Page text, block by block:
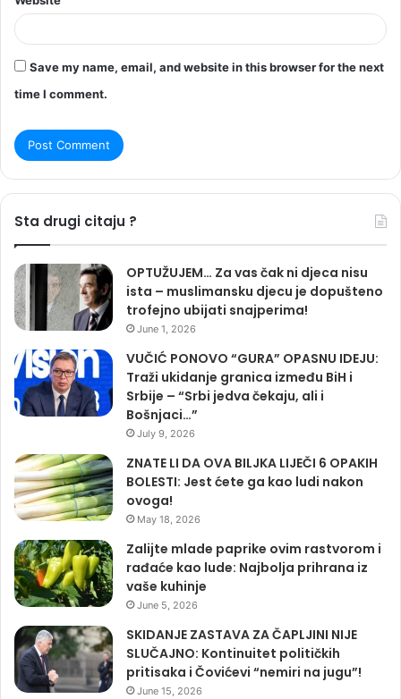
Save my name, email, and website in this browser for the next
time I comment.
Sta drugi citaju ?
OPTUŽUJEM… Za vas čak ni djeca nisu
ista – muslimansku djecu je dopušteno
trofejno ubijati snajperima!
June 1, 2026
VUČIĆ PONOVO “GURA” OPASNU IDEJU:
Traži ukidanje granica između BiH i
Srbije – “Srbi jedva čekaju, ali i
Bošnjaci…”
July 9, 2026
ZNATE LI DA OVA BILJKA LIJEČI 6 OPAKIH
BOLESTI: Jest ćete ga kao ludi nakon
ovoga!
May 18, 2026
Zalijte mlade paprike ovim rastvorom i
rađaće kao lude: Najbolja prihrana iz
vaše kuhinje
June 5, 2026
SKIDANJE ZASTAVA ZA ČAPLJINI NIJE
SLUČAJNO: Kontinuitet političkih
pritisaka i Čovićevi “nemiri na jugu”!
June 15, 2026